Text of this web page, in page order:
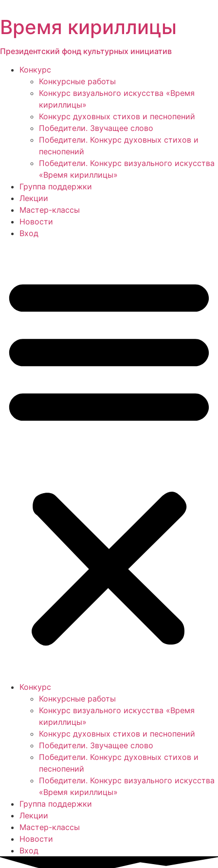
содержимому
Время кириллицы
Президентский фонд культурных инициатив
Конкурс
Конкурсные работы
Конкурс визуального искусства «Время
кириллицы»
Конкурс духовных стихов и песнопений
Победители. Звучащее слово
Победители. Конкурс духовных стихов и
песнопений
Победители. Конкурс визуального искусства
«Время кириллицы»
Группа поддержки
Лекции
Мастер-классы
Новости
Вход
Конкурс
Конкурсные работы
Конкурс визуального искусства «Время
кириллицы»
Конкурс духовных стихов и песнопений
Победители. Звучащее слово
Победители. Конкурс духовных стихов и
песнопений
Победители. Конкурс визуального искусства
«Время кириллицы»
Группа поддержки
Лекции
Мастер-классы
Новости
Вход